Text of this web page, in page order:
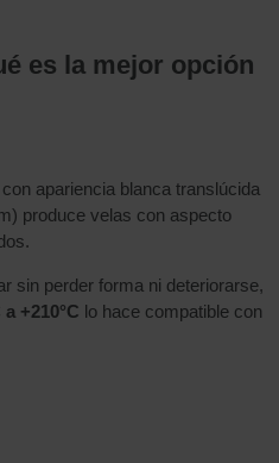
es la mejor opción
con apariencia blanca translúcida
produce velas con aspecto
sin perder forma ni deteriorarse,
a +210°C lo hace compatible con